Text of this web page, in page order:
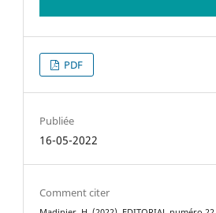
PDF
Publiée
16-05-2022
Comment citer